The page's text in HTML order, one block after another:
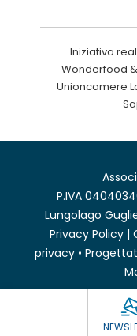
Iniziativa
Wonderfood
Unioncamere
P.IVA
Lungolago
Privacy Policy |
privacy•